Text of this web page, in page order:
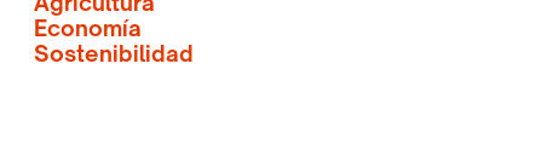
Economía
Sostenibilidad